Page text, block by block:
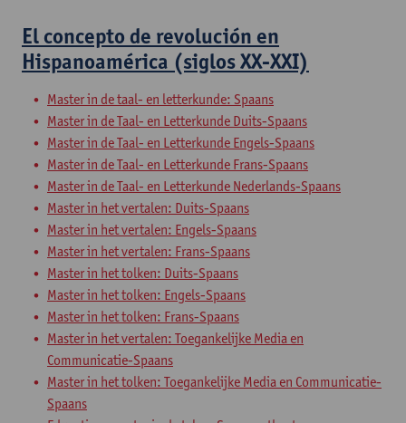
El concepto de revolución en
Hispanoamérica (siglos XX-XXI)
Master in de taal- en letterkunde: Spaans
Master in de Taal- en Letterkunde Duits-Spaans
Master in de Taal- en Letterkunde Engels-Spaans
Master in de Taal- en Letterkunde Frans-Spaans
Master in de Taal- en Letterkunde Nederlands-Spaans
Master in het vertalen: Duits-Spaans
Master in het vertalen: Engels-Spaans
Master in het vertalen: Frans-Spaans
Master in het tolken: Duits-Spaans
Master in het tolken: Engels-Spaans
Master in het tolken: Frans-Spaans
Master in het vertalen: Toegankelijke Media en
Communicatie-Spaans
Master in het tolken: Toegankelijke Media en Communicatie-
Spaans